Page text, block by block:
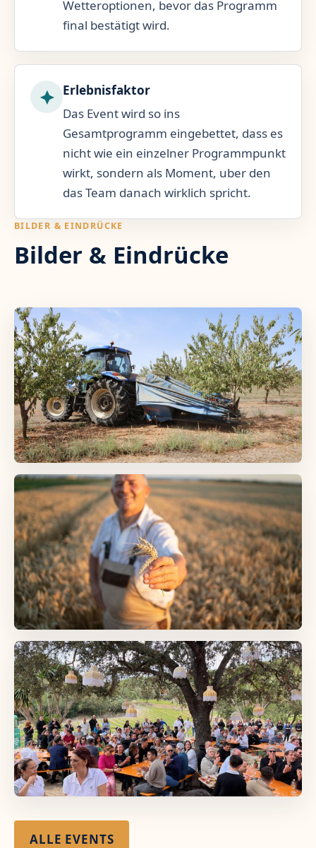
Wetteroptionen, bevor das Programm
final bestätigt wird.
Erlebnisfaktor
Das Event wird so ins
Gesamtprogramm eingebettet, dass es
nicht wie ein einzelner Programmpunkt
wirkt, sondern als Moment, uber den
das Team danach wirklich spricht.
BILDER & EINDRÜCKE
Bilder & Eindrücke
ALLE EVENTS